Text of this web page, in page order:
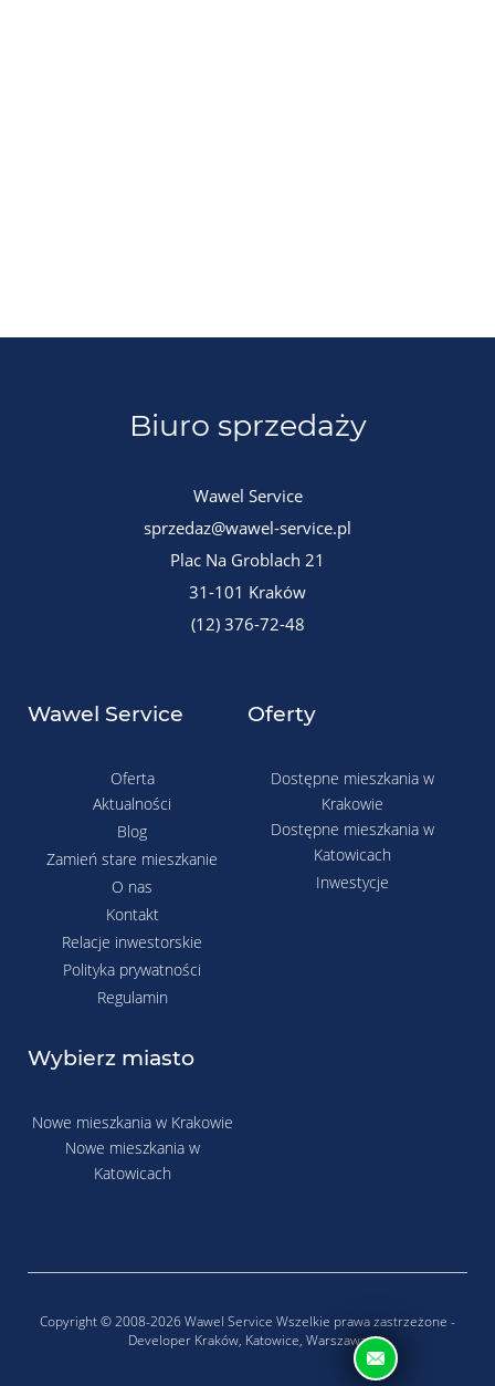
Biuro sprzedaży
Wawel Service
sprzedaz@wawel-service.pl
Plac Na Groblach 21
31-101 Kraków
(12) 376-72-48
Wawel Service
Oferta
Aktualności
Blog
Zamień stare mieszkanie
O nas
Kontakt
Relacje inwestorskie
Polityka prywatności
Regulamin
Oferty
Dostępne mieszkania w
Krakowie
Dostępne mieszkania w
Katowicach
Inwestycje
Wybierz miasto
Nowe mieszkania w Krakowie
Nowe mieszkania w
Katowicach
Copyright © 2008-2026 Wawel Service Wszelkie prawa zastrzeżone -
Developer Kraków, Katowice, Warszawa